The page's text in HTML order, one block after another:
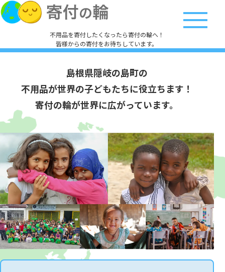
不用品を寄付したくなったら寄付の輪へ！
皆様からの寄付をお待ちしています。
島根県隠岐の島町の
不用品が世界の子どもたちに役立ちます！
寄付の輪が世界に広がっています。